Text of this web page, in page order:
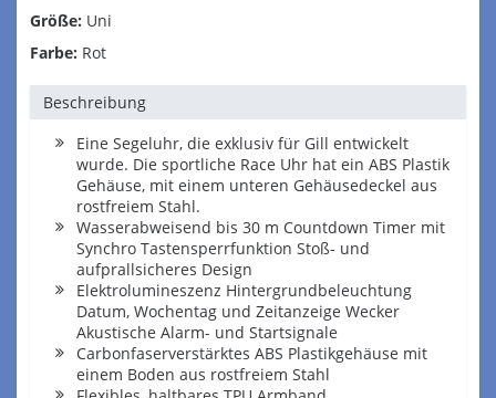
Größe: Uni
Farbe: Rot
Beschreibung
Eine Segeluhr, die exklusiv für Gill entwickelt
wurde. Die sportliche Race Uhr hat ein ABS Plastik
Gehäuse, mit einem unteren Gehäusedeckel aus
rostfreiem Stahl.
Wasserabweisend bis 30 m Countdown Timer mit
Synchro Tastensperrfunktion Stoß- und
aufprallsicheres Design
Elektrolumineszenz Hintergrundbeleuchtung
Datum, Wochentag und Zeitanzeige Wecker
Akustische Alarm- und Startsignale
Carbonfaserverstärktes ABS Plastikgehäuse mit
einem Boden aus rostfreiem Stahl